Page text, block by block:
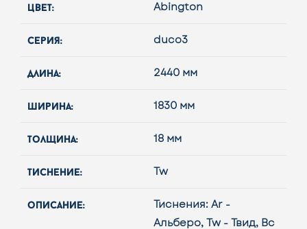
цвет: Abington
серия: duco3
длина: 2440 мм
ширина: 1830 мм
толщина: 18 мм
тиcнение: Tw
описание:
Тиснения: Ar -
Альберо, Tw - Твид, Bc